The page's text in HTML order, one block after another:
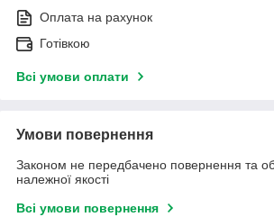
Оплата на рахунок
Готівкою
Всі умови оплати
Умови повернення
Законом не передбачено повернення та
належної якості
Всі умови повернення